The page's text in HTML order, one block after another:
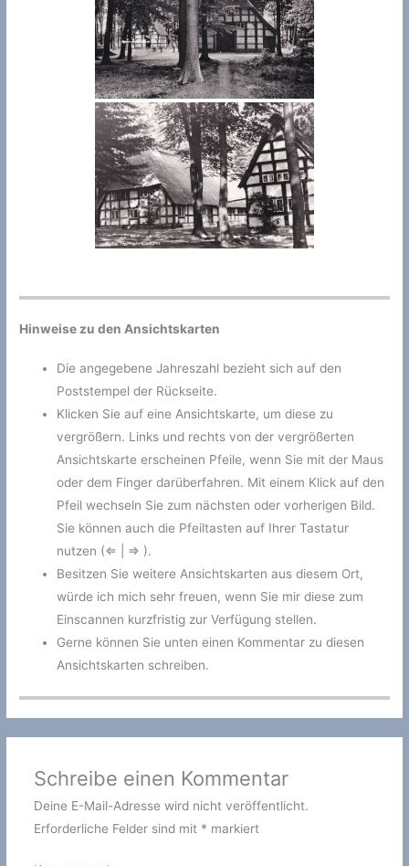
Hinweise zu den Ansichtskarten
Die angegebene Jahreszahl bezieht sich auf den
Poststempel der Rückseite.
Klicken Sie auf eine Ansichtskarte, um diese zu
vergrößern. Links und rechts von der vergrößerten
Ansichtskarte erscheinen Pfeile, wenn Sie mit der Maus
oder dem Finger darüberfahren. Mit einem Klick auf den
Pfeil wechseln Sie zum nächsten oder vorherigen Bild.
Sie können auch die Pfeiltasten auf Ihrer Tastatur
nutzen (⇐ | ⇒ ).
Besitzen Sie weitere Ansichtskarten aus diesem Ort,
würde ich mich sehr freuen, wenn Sie mir diese zum
Einscannen kurzfristig zur Verfügung stellen.
Gerne können Sie unten einen Kommentar zu diesen
Ansichtskarten schreiben.
Schreibe einen Kommentar
Deine E-Mail-Adresse wird nicht veröffentlicht.
Erforderliche Felder sind mit * markiert